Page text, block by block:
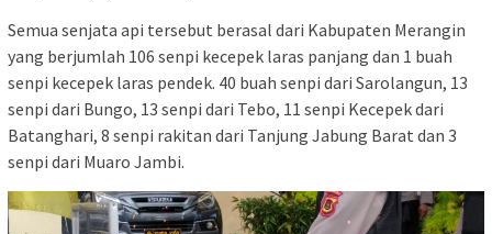
Semua senjata api tersebut berasal dari Kabupaten Merangin
yang berjumlah 106 senpi kecepek laras panjang dan 1 buah
senpi kecepek laras pendek. 40 buah senpi dari Sarolangun, 13
senpi dari Bungo, 13 senpi dari Tebo, 11 senpi Kecepek dari
Batanghari, 8 senpi rakitan dari Tanjung Jabung Barat dan 3
senpi dari Muaro Jambi.